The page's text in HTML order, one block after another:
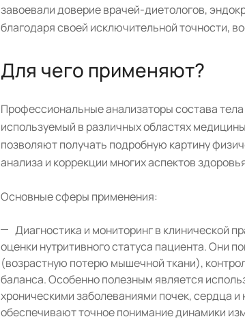
завоевали доверие врачей-диетологов,
благодаря своей исключительной точности,
Для чего применяют?
Профессиональные анализаторы состава
используемый в различных областях
позволяют получать подробную картину
анализа и коррекции многих аспектов
Основные сферы применения:
Диагностика и мониторинг в клинической
оценки нутритивного статуса пациента. Они
(возрастную потерю мышечной ткани),
баланса. Особенно полезным является
хроническими заболеваниями почек, сердца
обеспечивают точное понимание динамики